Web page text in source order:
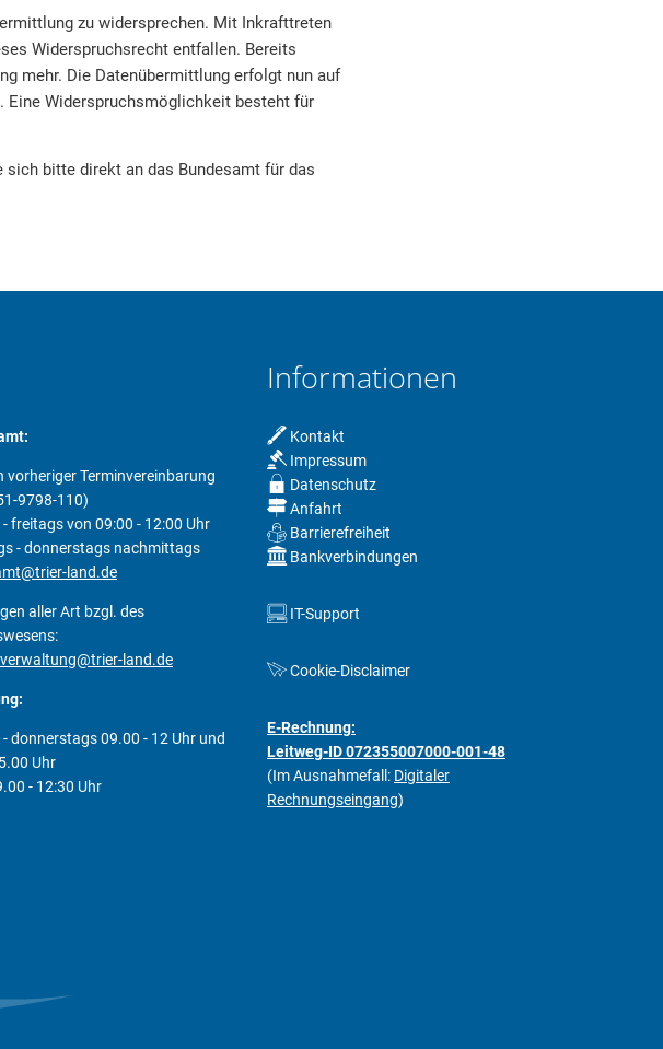
zu widersprechen. Mit Inkrafttreten
Widerspruchsrecht entfallen. Bereits
mehr. Die Datenübermittlung erfolgt nun auf
Eine Widerspruchsmöglichkeit besteht für
sich bitte direkt an das Bundesamt für das
vorheriger Terminvereinbarung
9798-110)
freitags von 09:00 - 12:00 Uhr
- donnerstags nachmittags
land.de
aller Art bzgl. des
land.de
donnerstags 09.00 - 12 Uhr und
Uhr
- 12:30 Uhr
Informationen
Kontakt
Impressum
Datenschutz
Anfahrt
Barrierefreiheit
Bankverbindungen
IT-Support
Cookie-Disclaimer
E-Rechnung:
Leitweg-ID 072355007000-001-48
(Im Ausnahmefall: Digitaler
Rechnungseingang)